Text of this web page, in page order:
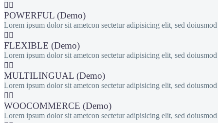
 
POWERFUL (Demo)
Lorem ipsum dolor sit ametcon sectetur adipisicing elit, sed
 
FLEXIBLE (Demo)
Lorem ipsum dolor sit ametcon sectetur adipisicing elit, sed
 
MULTILINGUAL (Demo)
Lorem ipsum dolor sit ametcon sectetur adipisicing elit, sed
 
WOOCOMMERCE (Demo)
Lorem ipsum dolor sit ametcon sectetur adipisicing elit, sed